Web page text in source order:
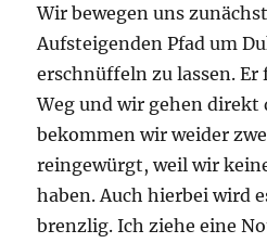
Wir bewegen uns
Aufsteigenden Pfad um
erschnüffeln zu lassen.
Weg und wir gehen
bekommen wir weider
reingewürgt, weil wir
haben. Auch hierbei wird
brenzlig. Ich ziehe eine